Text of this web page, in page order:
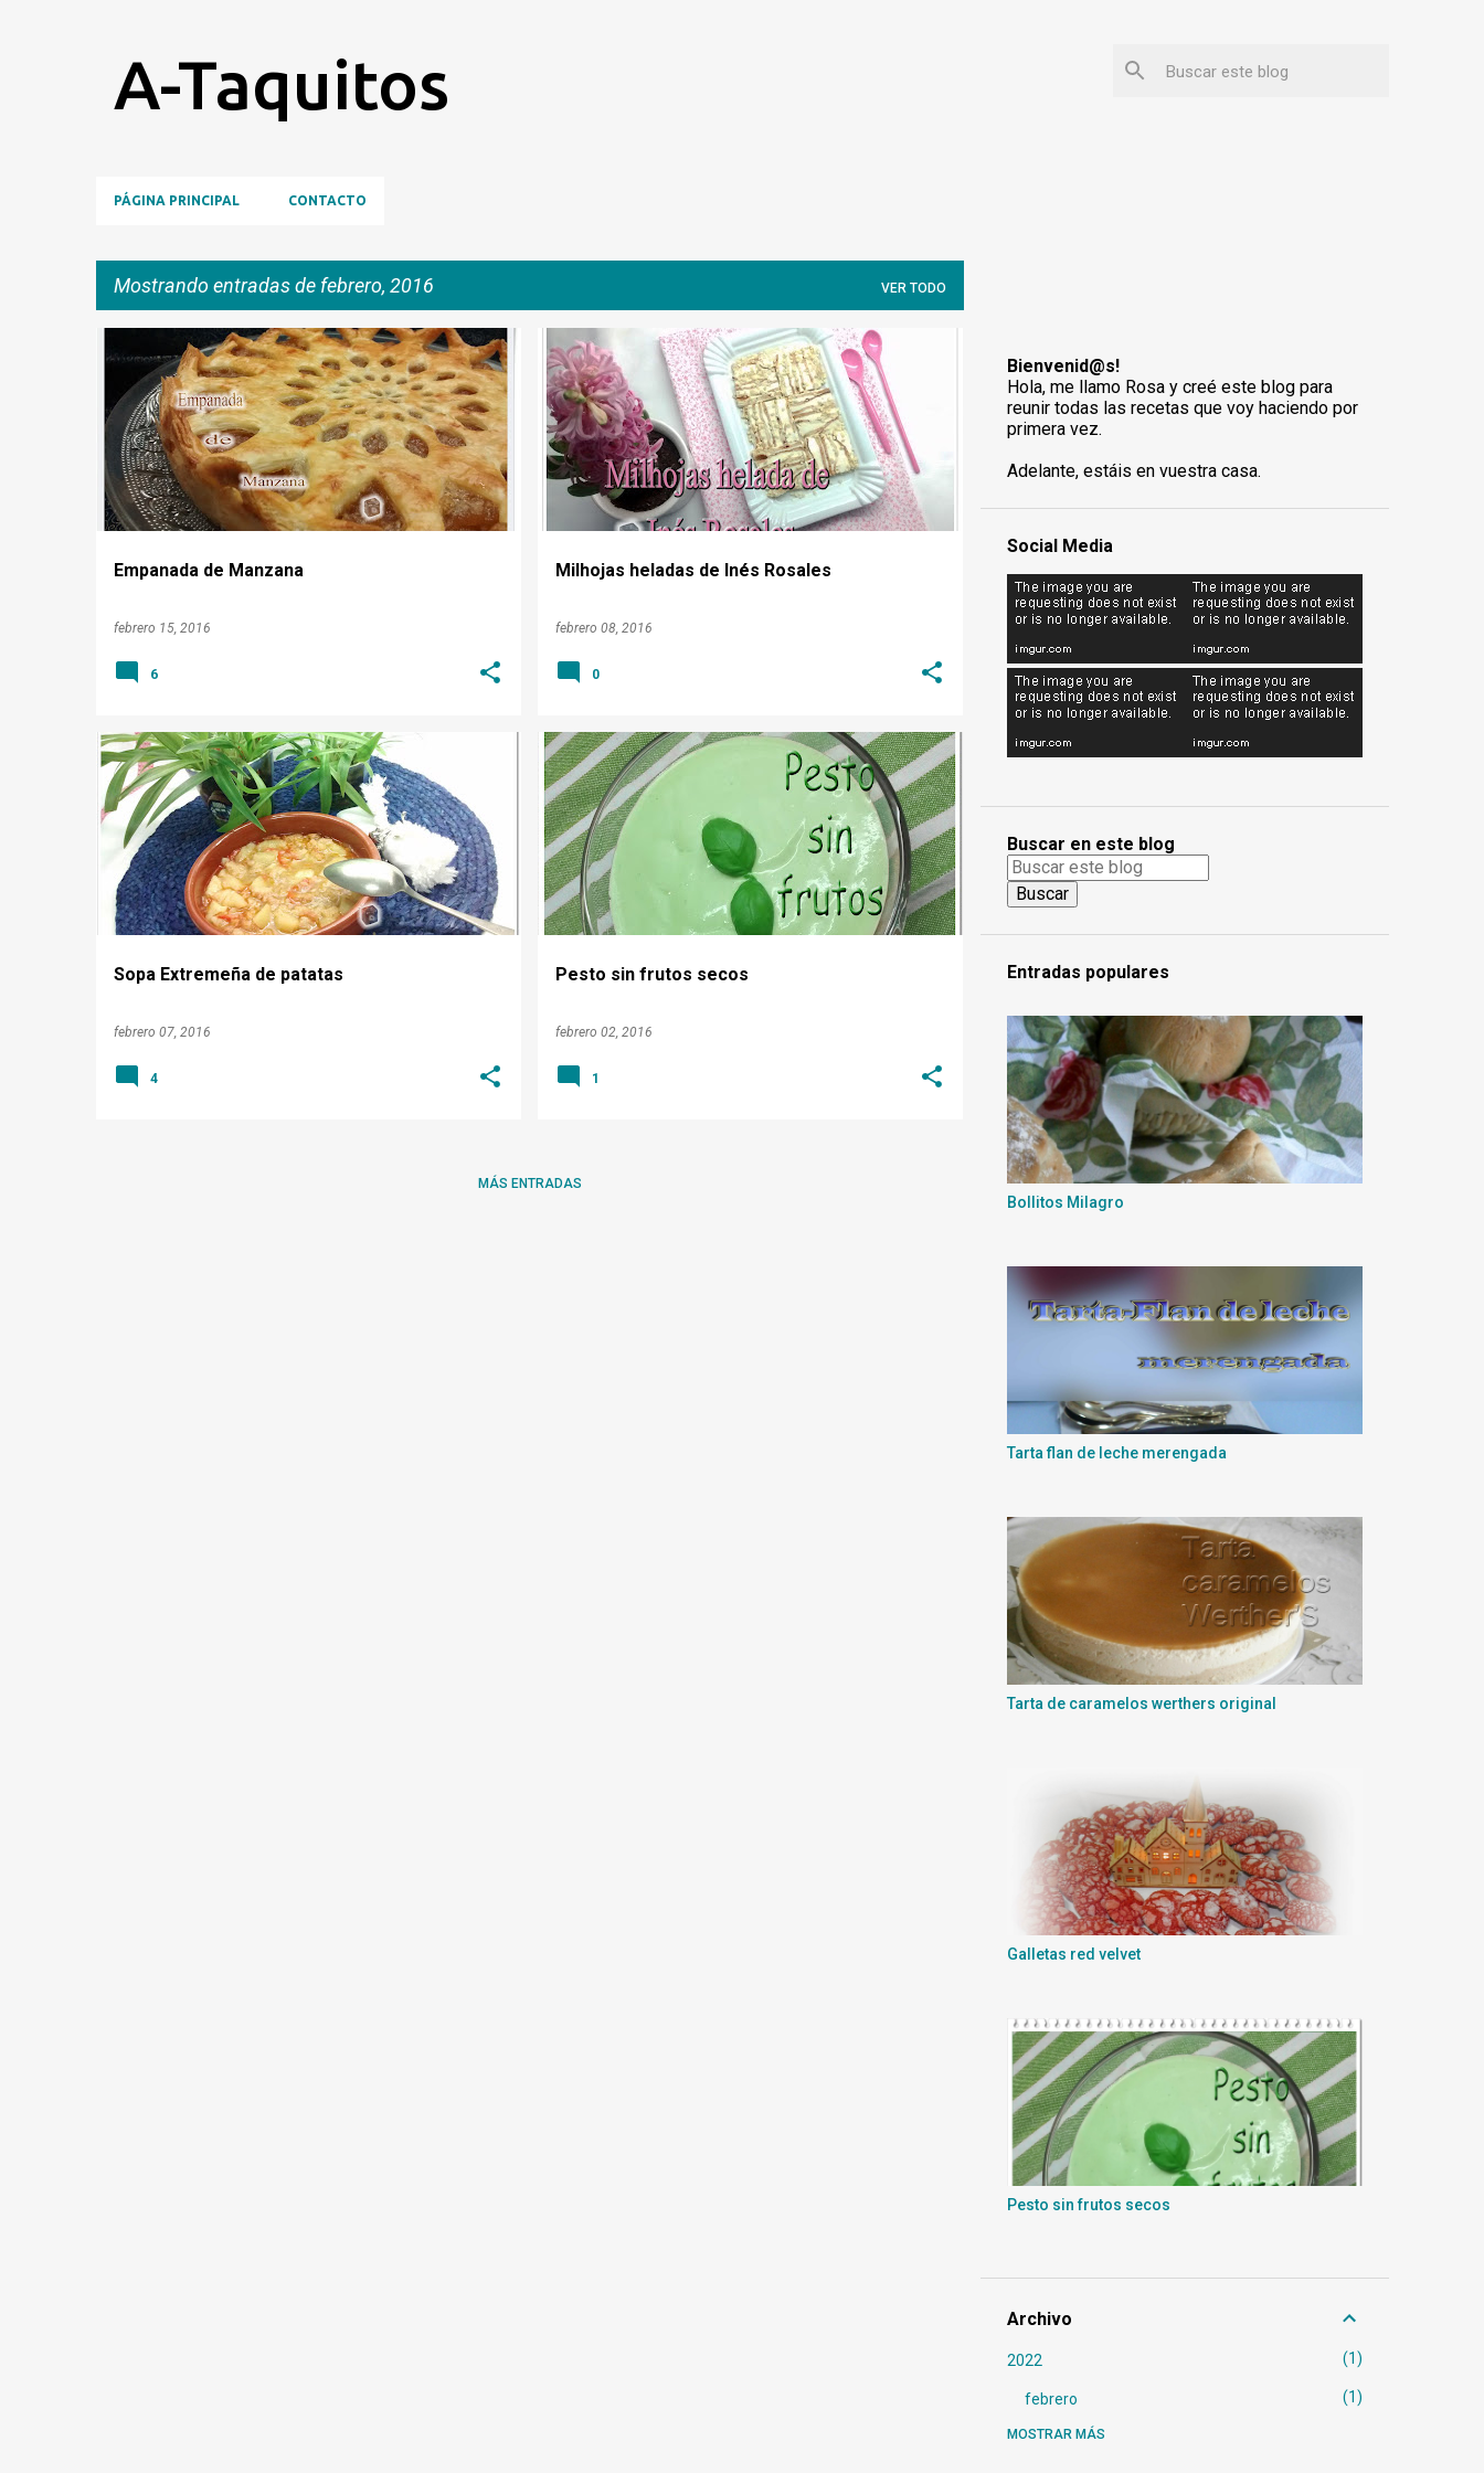
A-Taquitos
PÁGINA PRINCIPAL CONTACTO
Mostrando entradas de febrero, 2016 VER TODO
E
t
r
a
d
Empanada de Manzana
febrero 15, 2016
COMPOTA HOJALDRE MANZANAS
6
Milhojas heladas de Inés Rosales
febrero 08, 2016
MILHOJA QUESO DE UNTAR TARTA HELADA
TORTAS INÉS ROSALES
0
Sopa Extremeña de patatas
febrero 07, 2016
PIMENTON DE LA VERA RECETA EXTREMEÑA SOPA
4
Pesto sin frutos secos
febrero 02, 2016
PESTO. ALBAHACA SIN FRUTOS SECOS
1
MÁS ENTRADAS
Bienvenid@s!
Hola, me llamo Rosa y creé este blog para
reunir todas las recetas que voy haciendo por
primera vez.
Adelante, estáis en vuestra casa.
Social Media
Buscar en este blog
Entradas populares
Bollitos Milagro
Tarta flan de leche merengada
Tarta de caramelos werthers original
Galletas red velvet
Pesto sin frutos secos
Archivo
2022 1
febrero 1
2021
MOSTRAR MÁS